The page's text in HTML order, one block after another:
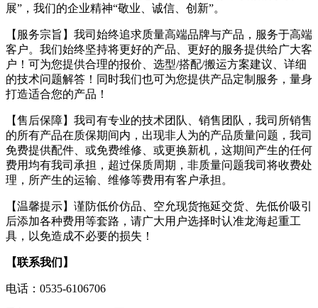
展”，我们的企业精神“敬业、诚信、创新”。
【服务宗旨】我司始终追求质量高端品牌与产品，服务于高端
客户。我们始终坚持将更好的产品、更好的服务提供给广大客
户！可为您提供合理的报价、选型/搭配/搬运方案建议、详细
的技术问题解答！同时我们也可为您提供产品定制服务，量身
打造适合您的产品！
【售后保障】我司有专业的技术团队、销售团队，我司所销售
的所有产品在质保期间内，出现非人为的产品质量问题，我司
免费提供配件、或免费维修、或更换新机，这期间产生的任何
费用均有我司承担，超过保质周期，非质量问题我司将收费处
理，所产生的运输、维修等费用有客户承担。
【温馨提示】谨防低价仿品、空允现货拖延交货、先低价吸引
后添加各种费用等套路，请广大用户选择时认准龙海起重工
具，以免造成不必要的损失！
【联系我们】
电话：0535-6106706